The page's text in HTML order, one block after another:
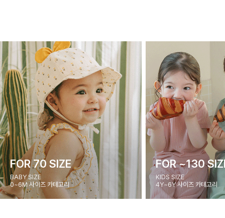
FOR 70 SIZE
BABY SIZE
0~6M 사이즈 카테고리
FOR ~130
KIDS SIZE
4Y~6Y 사이즈 카테고리